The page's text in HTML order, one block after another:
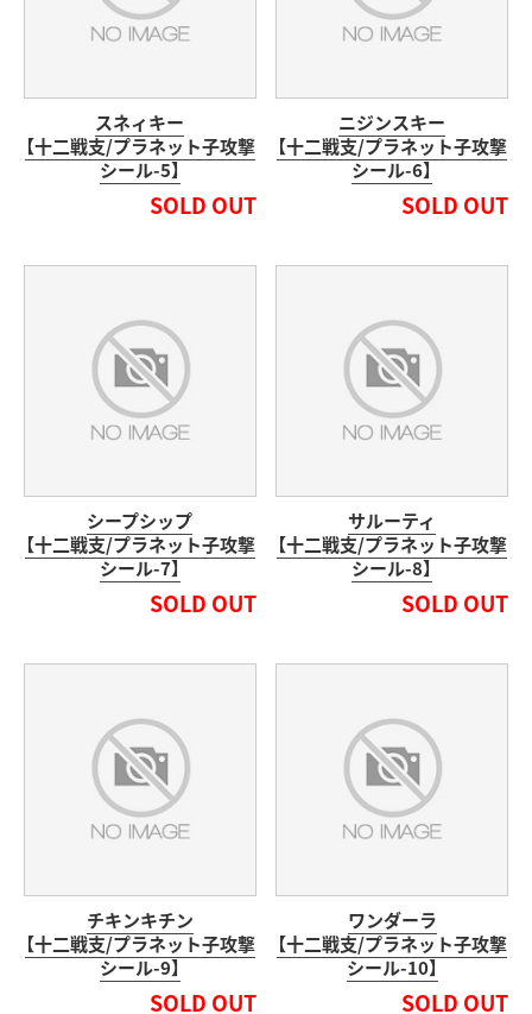
スネィキー
【十二戦支/プラネット子攻撃
シール-5】
SOLD OUT
ニジンスキー
【十二戦支/プラネット子攻撃
シール-6】
SOLD OUT
シープシップ
【十二戦支/プラネット子攻撃
シール-7】
SOLD OUT
サルーティ
【十二戦支/プラネット子攻撃
シール-8】
SOLD OUT
チキンキチン
【十二戦支/プラネット子攻撃
シール-9】
SOLD OUT
ワンダーラ
【十二戦支/プラネット子攻撃
シール-10】
SOLD OUT